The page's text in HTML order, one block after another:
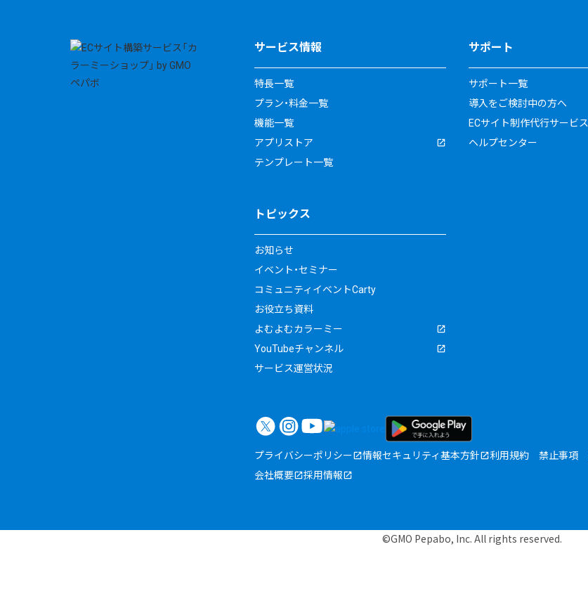
サービス情報
特長一覧
プラン・料金一覧
機能一覧
アプリストア
テンプレート一覧
サポート
サポート一覧
導入をご検討中の方へ
ECサイト制作代行サービス
ヘルプセンター
トピックス
お知らせ
イベント・セミナー
コミュニティイベントCarty
お役立ち資料
よむよむカラーミー
YouTubeチャンネル
サービス運営状況
プライバシーポリシー 情報セキュリティ基本方針 利用規約 禁止事項
会社概要
採用情報
©GMO Pepabo, Inc. All rights reserved.